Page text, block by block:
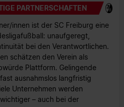
PARTNERSCHAFTEN
innen ist der SC Freiburg eine
unaufgeregt,
bei den Verantwortlichen.
schätzen den Verein als
Plattform. Gelingende
ausnahmslos langfristig
Unternehmen werden
– auch bei der